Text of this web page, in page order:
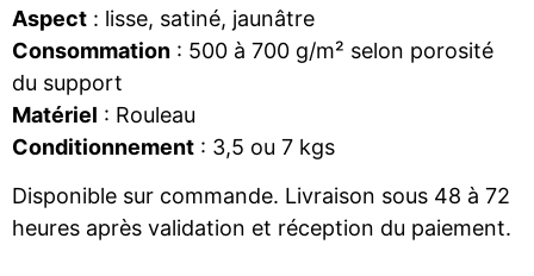
Aspect : lisse, satiné, jaunâtre
Consommation : 500 à 700 g/m² selon porosité
du support
Matériel : Rouleau
Conditionnement : 3,5 ou 7 kgs
Disponible sur commande. Livraison sous 48 à 72
heures après validation et réception du paiement.